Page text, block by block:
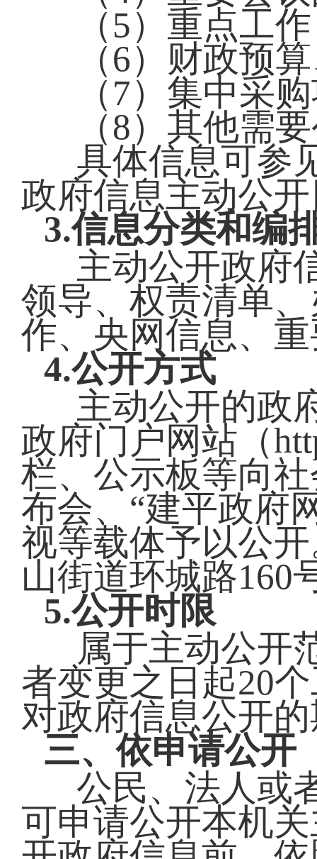
（5）重点工
（6）财政预
（7）集中采
（8）其他需
具体信息可参
政府信息主动公
3.信息分类和编
主动公开政府
领导、权责清单
作、央网信息、
4.公开方式
主动公开的政
政府门户网站（
栏、公示板等向
布会、“建平政府
视等载体予以公
山街道环城路160
5.公开时限
属于主动公开
者变更之日起20
对政府信息公开
三、依申请公开
公民、法人或
可申请公开本机